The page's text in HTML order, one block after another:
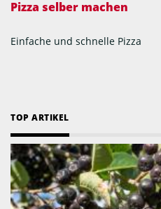
Pizza selber machen
Einfache und schnelle Pizza
TOP ARTIKEL